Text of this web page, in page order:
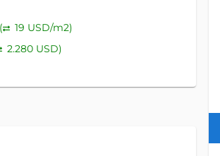
(
19 USD/m2)
2.280 USD)